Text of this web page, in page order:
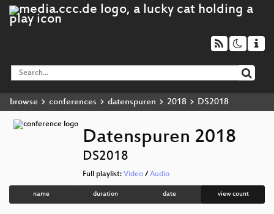
browse conferences datenspuren 2018 DS2018
Datenspuren 2018
DS2018
Full playlist: Video / Audio
name duration date view count